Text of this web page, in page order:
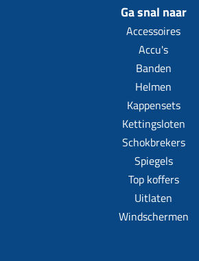
Ga snal naar
Accessoires
Accu's
Banden
Helmen
Kappensets
Kettingsloten
Schokbrekers
Spiegels
Top koffers
Uitlaten
Windschermen